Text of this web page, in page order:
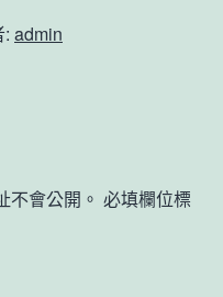
: admin
不會公開。 必填欄位標